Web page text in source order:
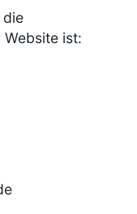
die
ist: